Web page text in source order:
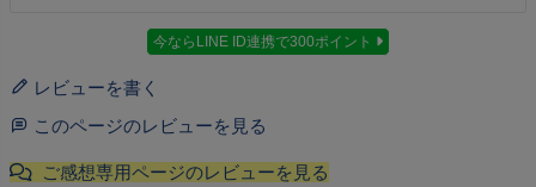
今ならLINE ID連携で300ポイント
レビューを書く
このページのレビューを見る